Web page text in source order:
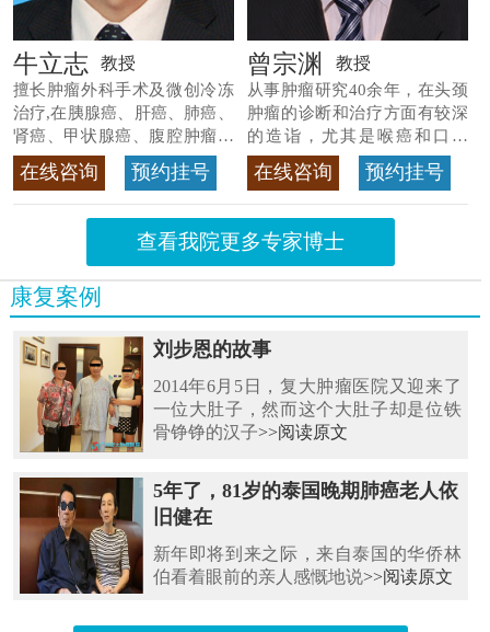
牛立志 教授
擅长肿瘤外科手术及微创冷冻
治疗,在胰腺癌、肝癌、肺癌、
肾癌、甲状腺癌、腹腔肿瘤等
>>查看专家详情
在线咨询 预约挂号
曾宗渊 教授
从事肿瘤研究40余年，在头颈
肿瘤的诊断和治疗方面有较深
的造诣，尤其是喉癌和口腔
癌，迄今仍是广东喉癌单病种
首席专家>>查看专家详情
在线咨询 预约挂号
查看我院更多专家博士
康复案例
刘步恩的故事
2014年6月5日，复大肿瘤医院又迎来了
一位大肚子，然而这个大肚子却是位铁
骨铮铮的汉子>>阅读原文
5年了，81岁的泰国晚期肺癌老人依
旧健在
新年即将到来之际，来自泰国的华侨林
伯看着眼前的亲人感慨地说>>阅读原文